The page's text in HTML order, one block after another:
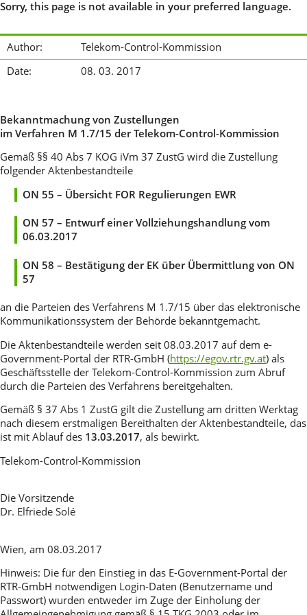
Sorry, this page is not available in your preferred language.
Author:
Telekom-Control-Kommission
Date:
08. 03. 2017
Bekanntmachung von Zustellungen
im Verfahren M 1.7/15 der Telekom-Control-Kommission
Gemäß §§ 40 Abs 7 KOG iVm 37 ZustG wird die Zustellung
folgender Aktenbestandteile
ON 55 – Übersicht FOR Regulierungen EWR
ON 57 – Entwurf einer Vollziehungshandlung vom
06.03.2017
ON 58 – Bestätigung der EK über Übermittlung von ON
57
an die Parteien des Verfahrens M 1.7/15 über das elektronische
Kommunikationssystem der Behörde bekanntgemacht.
Die Aktenbestandteile werden seit 08.03.2017 auf dem e-
Government-Portal der RTR-GmbH (https://egov.rtr.gv.at) als
Geschäftsstelle der Telekom-Control-Kommission zum Abruf
durch die Parteien des Verfahrens bereitgehalten.
Gemäß § 37 Abs 1 ZustG gilt die Zustellung am dritten Werktag
nach diesem erstmaligen Bereithalten der Aktenbestandteile, das
ist mit Ablauf des 13.03.2017, als bewirkt.
Telekom-Control-Kommission
Die Vorsitzende
Dr. Elfriede Solé
Wien, am 08.03.2017
Hinweis: Die für den Einstieg in das E-Government-Portal der
RTR-GmbH notwendigen Login-Daten (Benutzername und
Passwort) wurden entweder im Zuge der Einholung der